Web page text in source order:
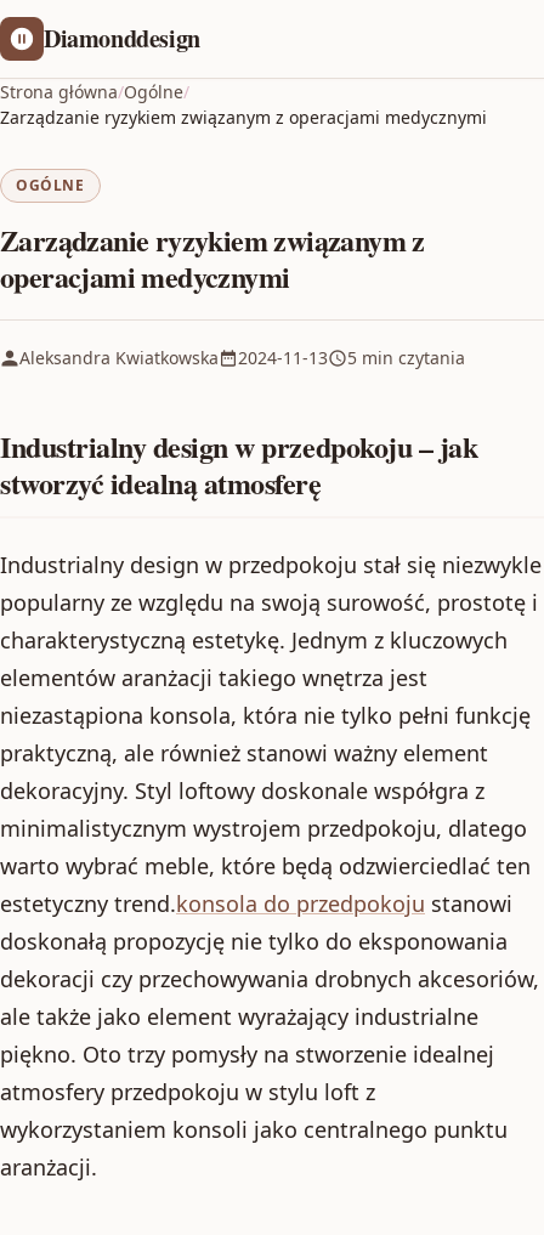
Diamonddesign
Strona główna/Ogólne/
Zarządzanie ryzykiem związanym z operacjami medycznymi
OGÓLNE
Zarządzanie ryzykiem związanym z
operacjami medycznymi
Aleksandra Kwiatkowska 2024-11-13 5 min czytania
Industrialny design w przedpokoju – jak
stworzyć idealną atmosferę
Industrialny design w przedpokoju stał się niezwykle
popularny ze względu na swoją surowość, prostotę i
charakterystyczną estetykę. Jednym z kluczowych
elementów aranżacji takiego wnętrza jest
niezastąpiona konsola, która nie tylko pełni funkcję
praktyczną, ale również stanowi ważny element
dekoracyjny. Styl loftowy doskonale współgra z
minimalistycznym wystrojem przedpokoju, dlatego
warto wybrać meble, które będą odzwierciedlać ten
estetyczny trend.konsola do przedpokoju stanowi
doskonałą propozycję nie tylko do eksponowania
dekoracji czy przechowywania drobnych akcesoriów,
ale także jako element wyrażający industrialne
piękno. Oto trzy pomysły na stworzenie idealnej
atmosfery przedpokoju w stylu loft z
wykorzystaniem konsoli jako centralnego punktu
aranżacji.